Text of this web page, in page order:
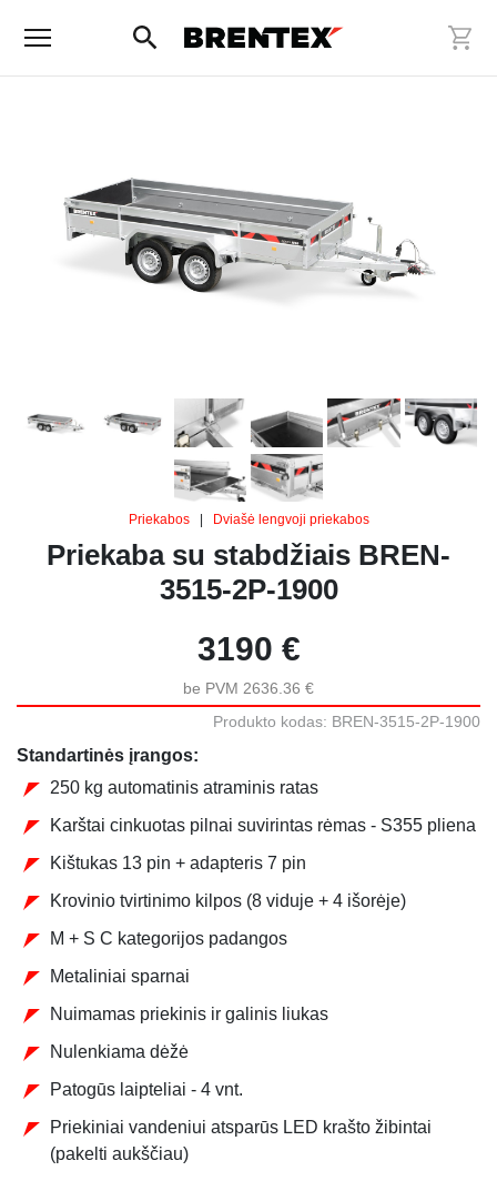
Priekabos| Dviašė lengvoji priekabos
Priekaba su stabdžiais BREN-
3515-2P-1900
3190 €
be PVM 2636.36 €
Produkto kodas: BREN-3515-2P-1900
Standartinės įrangos:
250 kg automatinis atraminis ratas
Karštai cinkuotas pilnai suvirintas rėmas - S355 pliena
Kištukas 13 pin + adapteris 7 pin
Krovinio tvirtinimo kilpos (8 viduje + 4 išorėje)
M + S C kategorijos padangos
Metaliniai sparnai
Nuimamas priekinis ir galinis liukas
Nulenkiama dėžė
Patogūs laipteliai - 4 vnt.
Priekiniai vandeniui atsparūs LED krašto žibintai
(pakelti aukščiau)